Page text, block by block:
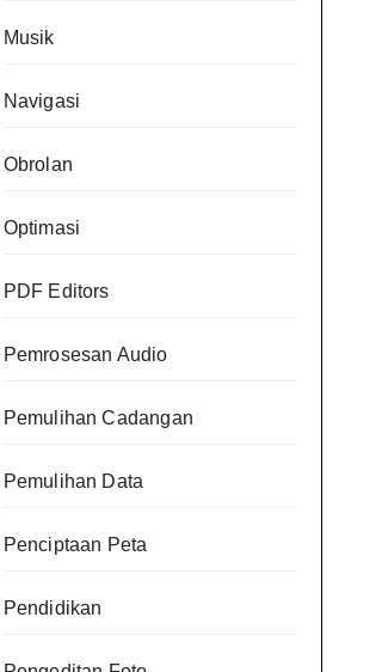
Musik
Navigasi
Obrolan
Optimasi
PDF Editors
Pemrosesan Audio
Pemulihan Cadangan
Pemulihan Data
Penciptaan Peta
Pendidikan